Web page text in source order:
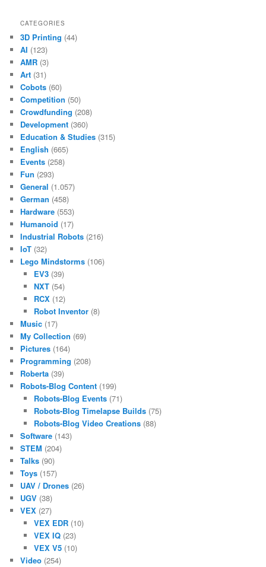
CATEGORIES
3D Printing (44)
AI (123)
AMR (3)
Art (31)
Cobots (60)
Competition (50)
Crowdfunding (208)
Development (360)
Education & Studies (315)
English (665)
Events (258)
Fun (293)
General (1.057)
German (458)
Hardware (553)
Humanoid (17)
Industrial Robots (216)
IoT (32)
Lego Mindstorms (106)
EV3(39)
NXT(54)
RCX(12)
Robot Inventor(8)
Music (17)
My Collection (69)
Pictures (164)
Programming (208)
Roberta (39)
Robots-Blog Content (199)
Robots-Blog Events(71)
Robots-Blog Timelapse Builds(75)
Robots-Blog Video Creations(88)
Software (143)
STEM (204)
Talks (90)
Toys (157)
UAV / Drones (26)
UGV (38)
VEX (27)
VEX EDR(10)
VEX IQ(23)
VEX V5(10)
Video (254)